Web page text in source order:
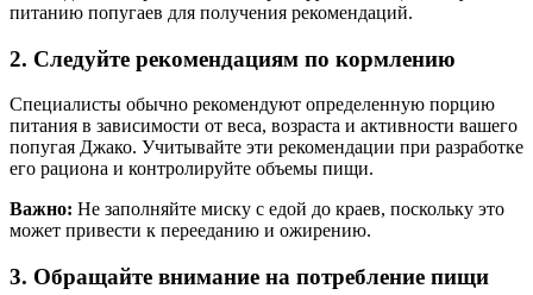
питанию попугаев для получения рекомендаций.
2. Следуйте рекомендациям по кормлению
Специалисты обычно рекомендуют определенную порцию
питания в зависимости от веса, возраста и активности вашего
попугая Джако. Учитывайте эти рекомендации при разработке
его рациона и контролируйте объемы пищи.
Важно: Не заполняйте миску с едой до краев, поскольку это
может привести к перееданию и ожирению.
3. Обращайте внимание на потребление пищи